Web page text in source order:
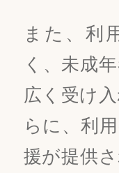
また、利
く、未成
広く受け
らに、利
援が提供